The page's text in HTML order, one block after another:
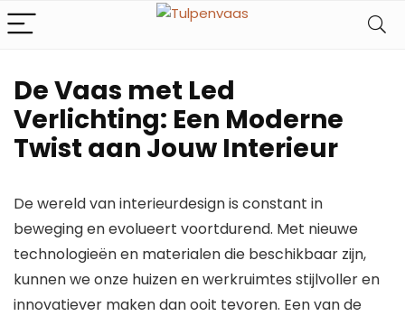
De Vaas met Led
Verlichting: Een Moderne
Twist aan Jouw Interieur
De wereld van interieurdesign is constant in
beweging en evolueert voortdurend. Met nieuwe
technologieën en materialen die beschikbaar zijn,
kunnen we onze huizen en werkruimtes stijlvoller en
innovatiever maken dan ooit tevoren. Een van de